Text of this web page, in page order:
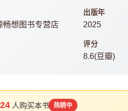
畅想图书专营店
出版年
2025
评分
8.6(豆瓣)
人购买本书 热销中